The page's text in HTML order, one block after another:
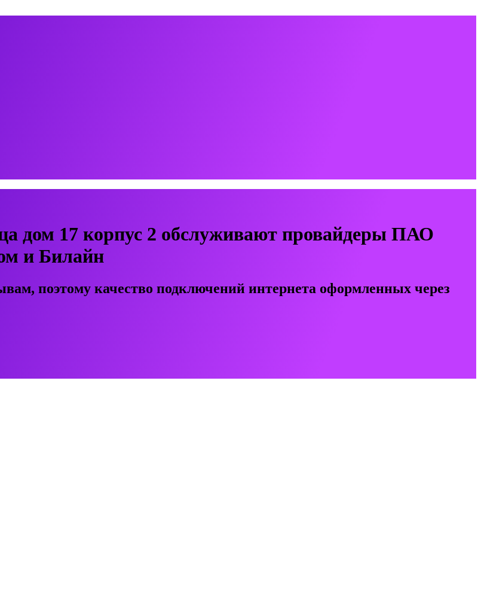
дом 17 корпус 2 обслуживают провайдеры ПАО
и Билайн
поэтому качество подключений интернета оформленных через